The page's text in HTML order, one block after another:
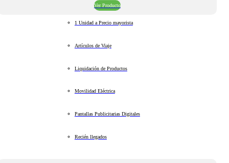
Ver Producto
1 Unidad a Precio mayorista
Artículos de Viaje
Liquidación de Productos
Movilidad Eléctrica
Pantallas Publicitarias Digitales
Recién llegados